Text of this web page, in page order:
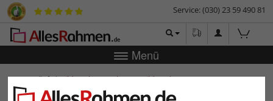
Service: (030) 23 59 490 81
Menü
Zurück|Bilderrahmen-Shop
Bilderrahmen
Schattenfugenrahmen
Schattenfugenrahmen TOUCHWOOD 40